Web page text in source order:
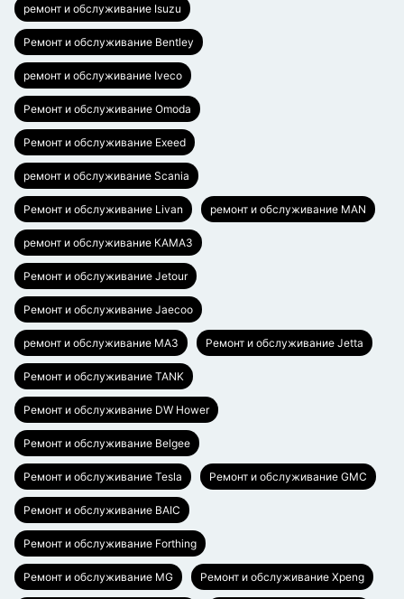
ремонт и обслуживание Isuzu
Ремонт и обслуживание Bentley
ремонт и обслуживание Iveco
Ремонт и обслуживание Omoda
Ремонт и обслуживание Exeed
ремонт и обслуживание Scania
Ремонт и обслуживание Livan ремонт и обслуживание MAN
ремонт и обслуживание КАМАЗ
Ремонт и обслуживание Jetour
Ремонт и обслуживание Jaecoo
ремонт и обслуживание МАЗ Ремонт и обслуживание Jetta
Ремонт и обслуживание TANK
Ремонт и обслуживание DW Hower
Ремонт и обслуживание Belgee
Ремонт и обслуживание Tesla Ремонт и обслуживание GMC
Ремонт и обслуживание BAIC
Ремонт и обслуживание Forthing
Ремонт и обслуживание MG Ремонт и обслуживание Xpeng